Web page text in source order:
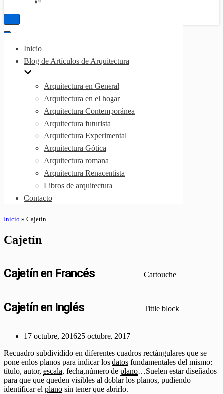
Menú
Menú
navegación
Inicio
Blog de Artículos de Arquitectura
Arquitectura en General
Arquitectura en el hogar
Arquitectura Contemporánea
Arquitectura futurista
Arquitectura Experimental
Arquitectura Gótica
Arquitectura romana
Arquitectura Renacentista
Libros de arquitectura
Contacto
Inicio » Cajetín
Cajetín
Cajetín en Francés Cartouche
Cajetín en Inglés Tittle block
17 octubre, 201625 octubre, 2017
Recuadro subdividido en diferentes cuadros rectángulares que se
pone enlos planos para indicar los datos fundamentales del mismo:
título, autor, escala, fecha,número de plano…Suelen estar diseñados
para que que queden visibles al doblar los planos, pudiendo
identificar el plano sin tener que abrirlo.